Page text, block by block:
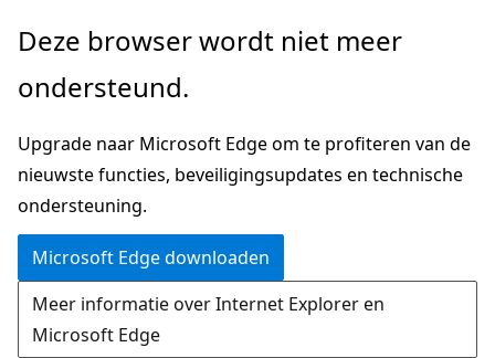
Naar
gaan
Deze browser wordt niet meer
ondersteund.
Upgrade naar Microsoft Edge om te profiteren van de
nieuwste functies, beveiligingsupdates en technische
ondersteuning.
Microsoft Edge downloaden
Meer informatie over Internet Explorer en
Microsoft Edge